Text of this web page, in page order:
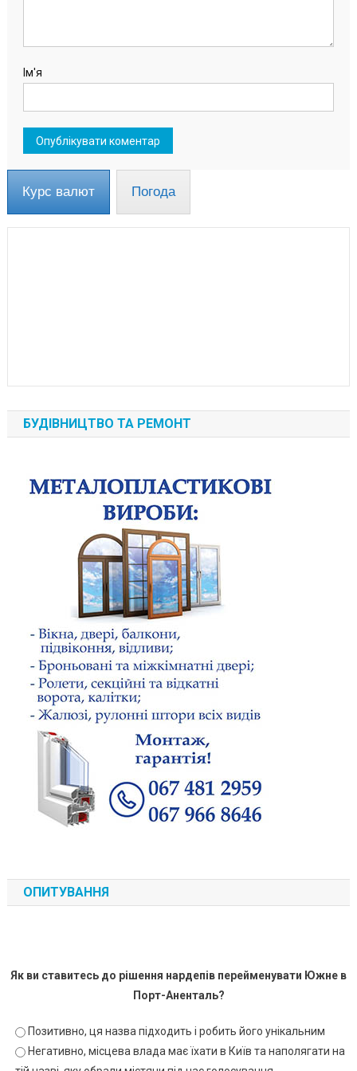
Ім'я
Курс валют Погода
БУДІВНИЦТВО ТА РЕМОНТ
ОПИТУВАННЯ
Як ви ставитесь до рішення нардепів перейменувати Южне в
Порт-Аненталь?
Позитивно, ця назва підходить і робить його унікальним
Негативно, місцева влада має їхати в Київ та наполягати на